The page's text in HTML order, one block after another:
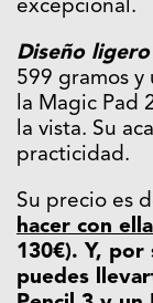
excepcional.
Diseño
599 gramos
la Magic Pad
la vista. Su
practicidad.
Su precio es
hacer con
130€). Y, por
puedes